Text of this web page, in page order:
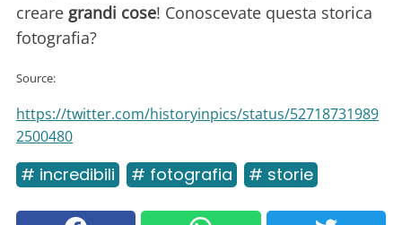
creare grandi cose! Conoscevate questa storica
fotografia?
Source:
https://twitter.com/historyinpics/status/52718731989
2500480
# incredibili # fotografia # storie